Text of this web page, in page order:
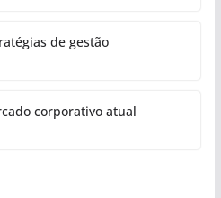
de gestão
corporativo atual